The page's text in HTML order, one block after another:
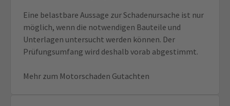
Eine belastbare Aussage zur Schadenursache ist nur
möglich, wenn die notwendigen Bauteile und
Unterlagen untersucht werden können. Der
Prüfungsumfang wird deshalb vorab abgestimmt.
Mehr zum Motorschaden Gutachten